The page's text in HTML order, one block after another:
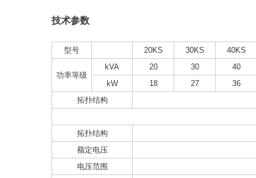
技术参数
型号 20KS 30KS 40KS
功率等级
kVA 20 30 40
kW
18 27 36
拓扑结构
拓扑结构
额定电压
电压范围